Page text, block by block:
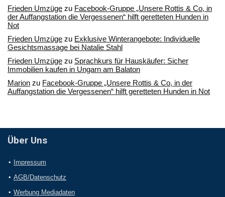
Frieden Umzüge zu Facebook-Gruppe „Unsere Rottis & Co, in
der Auffangstation die Vergessenen“ hilft geretteten Hunden in
Not
Frieden Umzüge zu Exklusive Winterangebote: Individuelle
Gesichtsmassage bei Natalie Stahl
Frieden Umzüge zu Sprachkurs für Hauskäufer: Sicher
Immobilien kaufen in Ungarn am Balaton
Marion zu Facebook-Gruppe „Unsere Rottis & Co, in der
Auffangstation die Vergessenen“ hilft geretteten Hunden in Not
Über Uns
Impressum
AGB/Datenschutz
Werbung Mediadaten